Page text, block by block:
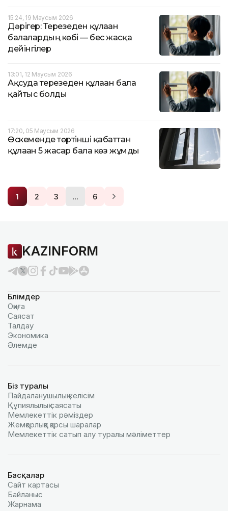
15:24, 19 Маусым 2026
Дәрігер: Терезеден құлаған
балалардың көбі — бес жасқа
дейінгілер
13:01, 12 Маусым 2026
Ақсуда терезеден құлаған бала
қайтыс болды
17:20, 05 Маусым 2026
Өскеменде төртінші қабаттан
құлаған 5 жасар бала көз жұмды
1 2 3 … 6
KAZINFORM
Бөлімдер
Оқиға
Саясат
Талдау
Экономика
Әлемде
Біз туралы
Пайдаланушылық келiciм
Құпиялылық саясаты
Мемлекеттік рәміздер
Жемқорлыққа қарсы шаралар
Мемлекеттік сатып алу туралы мәлiметтер
Басқалар
Сайт картасы
Байланыс
Жарнама